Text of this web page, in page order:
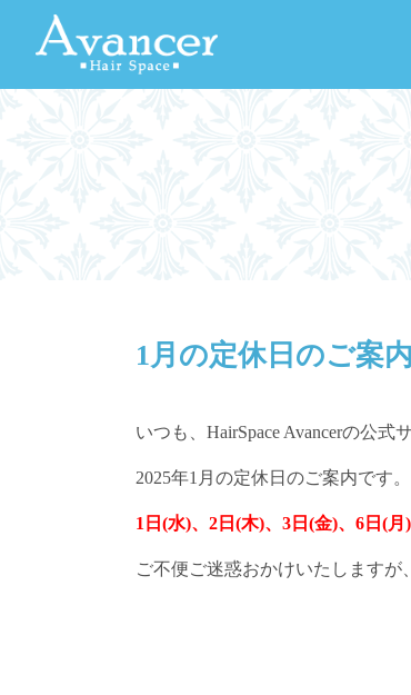
1月の定休日のご案内
いつも、HairSpace Avancerの公
2025年1月の定休日のご案内です。
1日(水)、2日(木)、3日(金)、6日(
ご不便ご迷惑おかけいたしますが